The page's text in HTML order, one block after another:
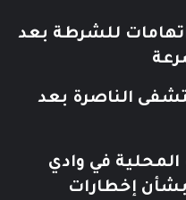
للشرطة بعد
مستشفى الناصرة بعد
في وادي
بشأن إخطارات